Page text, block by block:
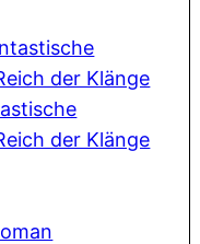
der Klänge